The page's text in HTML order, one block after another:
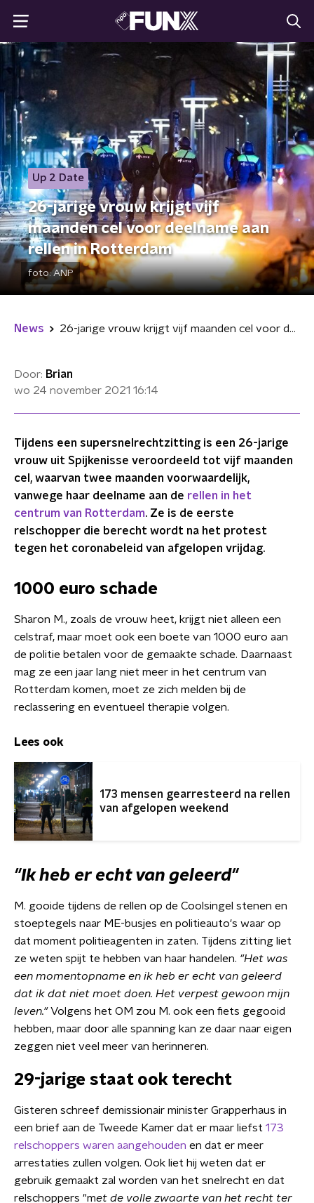
Up 2 Date
26-jarige vrouw krijgt vijf
maanden cel voor deelname aan
rellen in Rotterdam
foto:ANP
News 26-jarige vrouw krijgt vijf maanden cel voor deelname aan rellen in Rotterdam
Door: Brian
wo 24 november 2021 16:14
Tijdens een supersnelrechtzitting is een 26-jarige
vrouw uit Spijkenisse veroordeeld tot vijf maanden
cel, waarvan twee maanden voorwaardelijk,
vanwege haar deelname aan de rellen in het
centrum van Rotterdam. Ze is de eerste
relschopper die berecht wordt na het protest
tegen het coronabeleid van afgelopen vrijdag.
1000 euro schade
Sharon M., zoals de vrouw heet, krijgt niet alleen een
celstraf, maar moet ook een boete van 1000 euro aan
de politie betalen voor de gemaakte schade. Daarnaast
mag ze een jaar lang niet meer in het centrum van
Rotterdam komen, moet ze zich melden bij de
reclassering en eventueel therapie volgen.
Lees ook
173 mensen gearresteerd na rellen
van afgelopen weekend
"Ik heb er echt van geleerd"
M. gooide tijdens de rellen op de Coolsingel stenen en
stoeptegels naar ME-busjes en politieauto's waar op
dat moment politieagenten in zaten. Tijdens zitting liet
ze weten spijt te hebben van haar handelen. "Het was
een momentopname en ik heb er echt van geleerd
dat ik dat niet moet doen. Het verpest gewoon mijn
leven."Volgens het OM zou M. ook een fiets gegooid
hebben, maar door alle spanning kan ze daar naar eigen
zeggen niet veel meer van herinneren.
29-jarige staat ook terecht
Gisteren schreef demissionair minister Grapperhaus in
een brief aan de Tweede Kamer dat er maar liefst 173
relschoppers waren aangehouden en dat er meer
arrestaties zullen volgen. Ook liet hij weten dat er
gebruik gemaakt zal worden van het snelrecht en dat
relschoppers "met de volle zwaarte van het recht ter